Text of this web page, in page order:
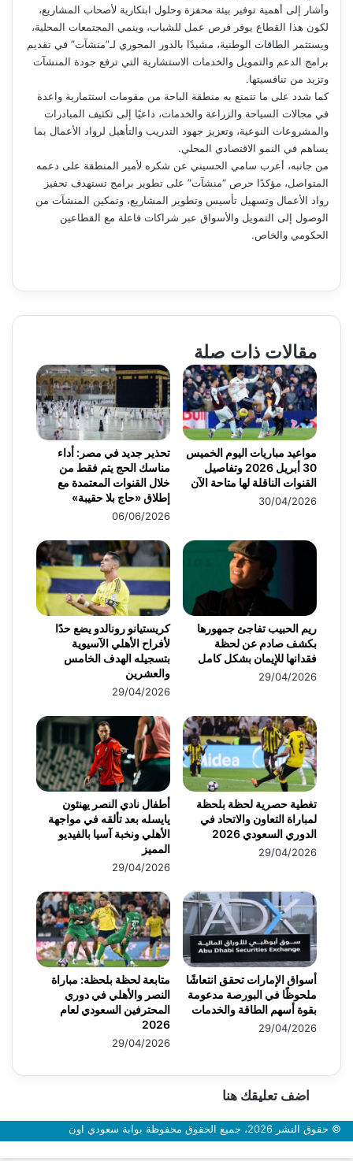
وأشار إلى أهمية توفير بيئة محفزة وحلول ابتكارية لأصحاب المشاريع،
لكون هذا القطاع يوفر فرص عمل للشباب، وينمي المجتمعات المحلية،
ويستثمر الطاقات الوطنية، مشيدًا بالدور المحوري لـ”منشآت” في تقديم
برامج الدعم والتمويل والخدمات الاستشارية التي ترفع جودة المنشآت
وتزيد من تنافسيتها.
كما شدد على ما تتمتع به منطقة الباحة من مقومات استثمارية واعدة
في مجالات السياحة والزراعة والخدمات، داعيًا إلى تكثيف المبادرات
والمشروعات النوعية، وتعزيز جهود التدريب والتأهيل لرواد الأعمال بما
يساهم في النمو الاقتصادي المحلي.
من جانبه، أعرب سامي الحسيني عن شكره لأمير المنطقة على دعمه
المتواصل، مؤكدًا حرص “منشآت” على تطوير برامج تستهدف تحفيز
رواد الأعمال وتسهيل تأسيس وتطوير المشاريع، وتمكين المنشآت من
الوصول إلى التمويل والأسواق عبر شراكات فاعلة مع القطاعين
الحكومي والخاص.
مقالات ذات صلة
تحذير جديد في مصر: أداء
مناسك الحج يتم فقط من
خلال القنوات المعتمدة مع
إطلاق «حاج بلا حقيبة»
06/06/2026
مواعيد مباريات اليوم الخميس
30 أبريل 2026 وتفاصيل
القنوات الناقلة لها متاحة الآن
30/04/2026
كريستيانو رونالدو يضع حدًا
لأفراح الأهلي الآسيوية
بتسجيله الهدف الخامس
والعشرين
29/04/2026
ريم الحبيب تفاجئ جمهورها
بكشف صادم عن لحظة
فقدانها للإيمان بشكل كامل
29/04/2026
أطفال نادي النصر يهنئون
يايسله بعد تألقه في مواجهة
الأهلي ونخبة آسيا بالفيديو
المميز
29/04/2026
تغطية حصرية لحظة بلحظة
لمباراة التعاون والاتحاد في
الدوري السعودي 2026
29/04/2026
متابعة لحظة بلحظة: مباراة
النصر والأهلي في دوري
المحترفين السعودي لعام
2026
29/04/2026
أسواق الإمارات تحقق انتعاشًا
ملحوظًا في البورصة مدعومة
بقوة أسهم الطاقة والخدمات
29/04/2026
اضف تعليقك هنا
© حقوق النشر 2026، جميع الحقوق محفوظة بوابة سعودي اون